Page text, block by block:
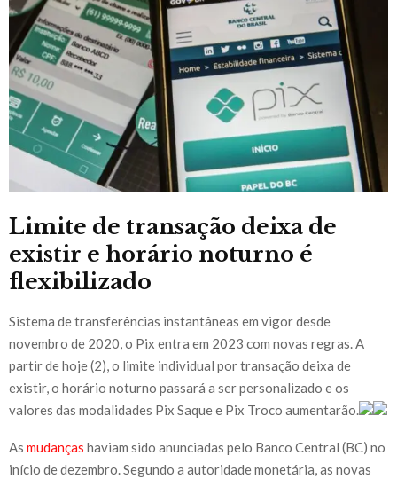
Limite de transação deixa de
existir e horário noturno é
flexibilizado
Sistema de transferências instantâneas em vigor desde
novembro de 2020, o Pix entra em 2023 com novas regras. A
partir de hoje (2), o limite individual por transação deixa de
existir, o horário noturno passará a ser personalizado e os
valores das modalidades Pix Saque e Pix Troco aumentarão.
As mudanças haviam sido anunciadas pelo Banco Central (BC) no
início de dezembro. Segundo a autoridade monetária, as novas